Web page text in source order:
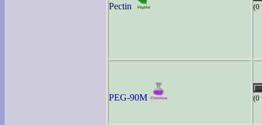
Pectin (0
PEG-90M (0